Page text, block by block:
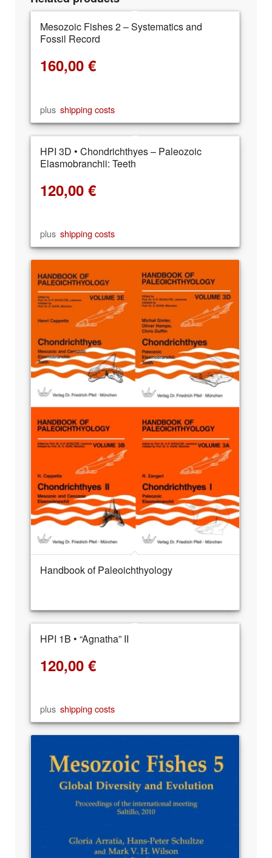
Mesozoic Fishes 2 – Systematics and
Fossil Record
160,00 €
plus shipping costs
HPI 3D • Chondrichthyes – Paleozoic
Elasmobranchii: Teeth
120,00 €
plus shipping costs
Handbook of Paleoichthyology
HPI 1B • “Agnatha” II
120,00 €
plus shipping costs